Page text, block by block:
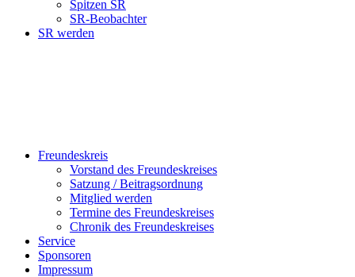
Spitzen SR
SR-Beobachter
SR werden
Freundeskreis
Vorstand des Freundeskreises
Satzung / Beitragsordnung
Mitglied werden
Termine des Freundeskreises
Chronik des Freundeskreises
Service
Sponsoren
Impressum